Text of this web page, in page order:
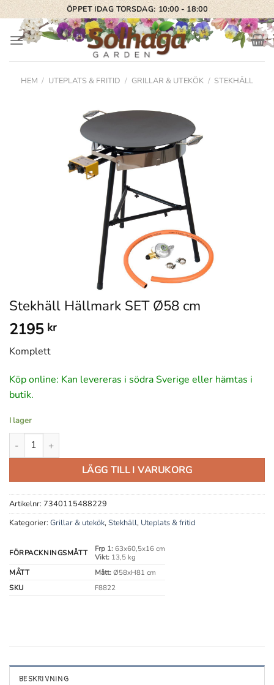
Skip
to
content
ÖPPET IDAG TORSDAG: 10:00 - 18:00
HEM / UTEPLATS & FRITID / GRILLAR & UTEKÖK / STEKHÄLL
Stekhäll Hällmark SET Ø58 cm
2195 kr
Komplett
Köp online: Kan levereras i södra Sverige eller hämtas i
butik.
I lager
Stekhäll Hällmark SET Ø58 cm mängd
LÄGG TILL I VARUKORG
Artikelnr: 7340115488229
Kategorier: Grillar & utekök,Stekhäll, Uteplats & fritid
FÖRPACKNINGSMÅTT Frp 1:63x60,5x16 cm
Vikt:13,5 kg
MÅTT
Mått:Ø58xH81 cm
SKU
F8822
BESKRIVNING